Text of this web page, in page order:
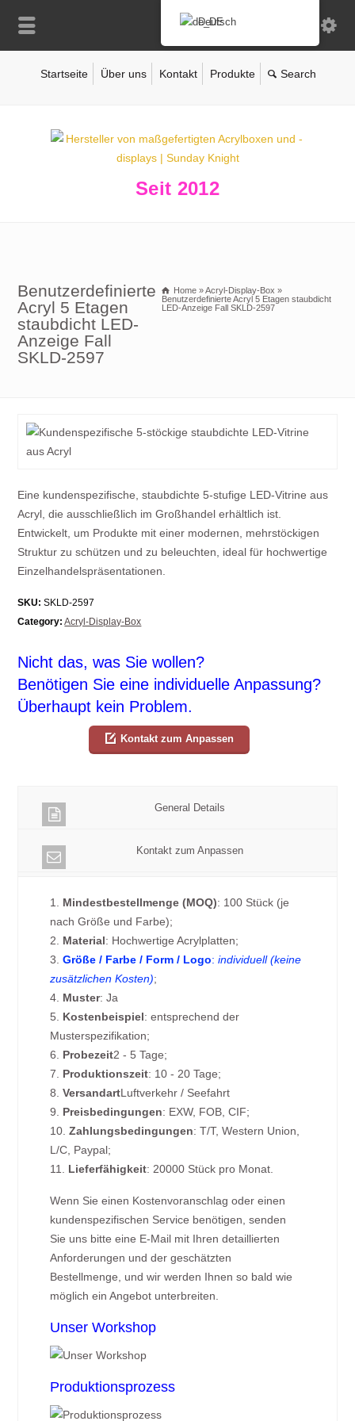
Startseite Über uns Kontakt Produkte
Seit 2012
Benutzerdefinierte
Acryl 5 Etagen
staubdicht LED-
Anzeige Fall
SKLD-2597
Home »Acryl-Display-Box »
Benutzerdefinierte Acryl 5 Etagen staubdicht
LED-Anzeige Fall SKLD-2597
Eine kundenspezifische, staubdichte 5-stufige LED-Vitrine aus
Acryl, die ausschließlich im Großhandel erhältlich ist.
Entwickelt, um Produkte mit einer modernen, mehrstöckigen
Struktur zu schützen und zu beleuchten, ideal für hochwertige
Einzelhandelspräsentationen.
SKU: SKLD-2597
Category: Acryl-Display-Box
Nicht das, was Sie wollen?
Benötigen Sie eine individuelle Anpassung?
Überhaupt kein Problem.
Kontakt zum Anpassen
General Details
Kontakt zum Anpassen
1. Mindestbestellmenge (MOQ): 100 Stück (je
nach Größe und Farbe);
2. Material: Hochwertige Acrylplatten;
3.Größe / Farbe / Form / Logo:individuell (keine
zusätzlichen Kosten);
4. Muster: Ja
5. Kostenbeispiel: entsprechend der
Musterspezifikation;
6. Probezeit2 - 5 Tage;
7. Produktionszeit: 10 - 20 Tage;
8.VersandartLuftverkehr / Seefahrt
9. Preisbedingungen: EXW, FOB, CIF;
10.Zahlungsbedingungen: T/T, Western Union,
L/C, Paypal;
11. Lieferfähigkeit: 20000 Stück pro Monat.
Wenn Sie einen Kostenvoranschlag oder einen
kundenspezifischen Service benötigen, senden
Sie uns bitte eine E-Mail mit Ihren detaillierten
Anforderungen und der geschätzten
Bestellmenge, und wir werden Ihnen so bald wie
möglich ein Angebot unterbreiten.
Unser Workshop
Produktionsprozess
Deutsch